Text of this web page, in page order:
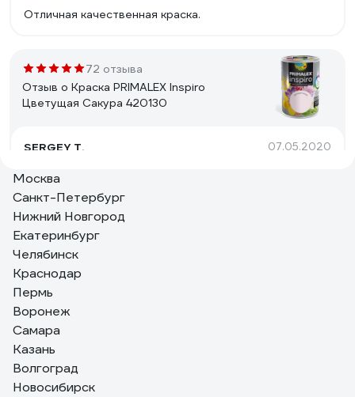
Отличная качественная краска.
72 отзыва
Отзыв о Краска PRIMALEX Inspiro
Цветущая Сакура 420130
SERGEY T. 07.05.2020
Москва
Санкт-Петербург
Нижний Новгород
Екатеринбург
Челябинск
Краснодар
Пермь
Воронеж
Самара
Казань
Волгоград
Новосибирск